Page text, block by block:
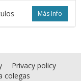
Más Info
Privacy policy
colegas